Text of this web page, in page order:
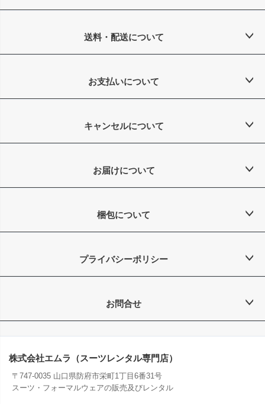
送料・配送について
お支払いについて
キャンセルについて
お届けについて
梱包について
プライバシーポリシー
お問合せ
株式会社エムラ（スーツレンタル専門店）
〒747-0035 山口県防府市栄町1丁目6番31号
スーツ・フォーマルウェアの販売及びレンタル